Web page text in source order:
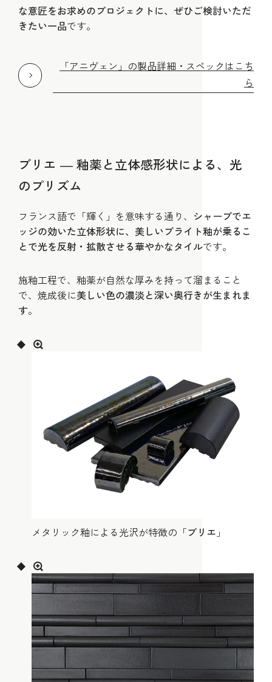
な意匠をお求めのプロジェクトに、ぜひご検討いただ
きたい一品です。
「アニヴェン」の製品詳細・スペックはこち
ら
ブリエ ― 釉薬と立体感形状による、光
のプリズム
フランス語で「輝く」を意味する通り、 シャープでエ
ッジの効いた立体形状に、美しいブライト釉が乗るこ
とで光を反射・拡散させる華やかなタイルです。
施釉工程で、釉薬が自然な厚みを持って溜まること
で、焼成後に美しい色の濃淡と深い奥行きが生まれま
す。
メタリック釉による光沢が特徴の「ブリエ 」